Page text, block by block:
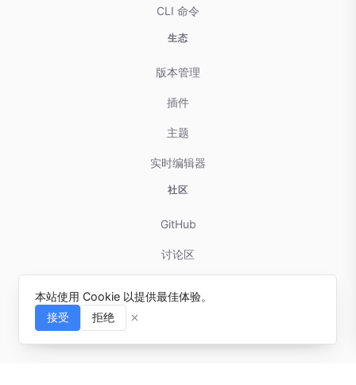
CLI 命令
生态
版本管理
插件
主题
实时编辑器
社区
GitHub
讨论区
本站使用 Cookie 以提供最佳体验。
接受 拒绝